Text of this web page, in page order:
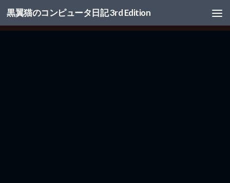
コンテンツへスキップ
黒翼猫のコンピュータ日記 3rd Edition